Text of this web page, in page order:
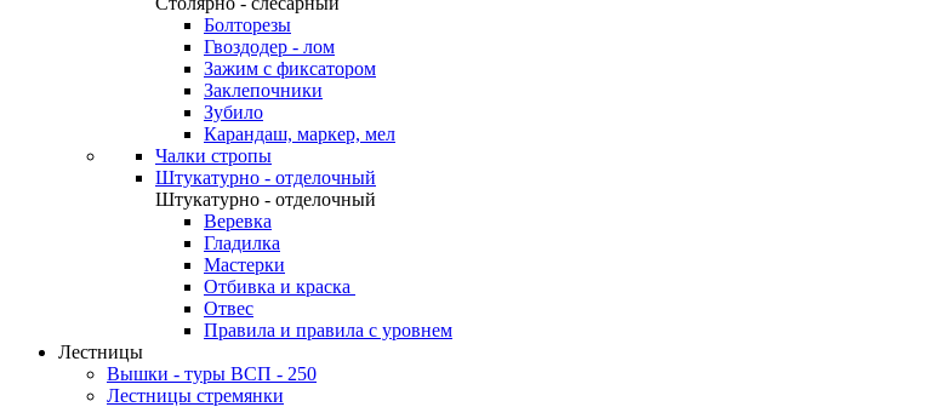
Болторезы
Гвоздодер - лом
Зажим с фиксатором
Заклепочники
Зубило
Карандаш, маркер, мел
Чалки стропы
Штукатурно - отделочный
Штукатурно - отделочный
Веревка
Гладилка
Мастерки
Отбивка и краска
Отвес
Правила и правила с уровнем
Лестницы
Вышки - туры ВСП - 250
Лестницы стремянки